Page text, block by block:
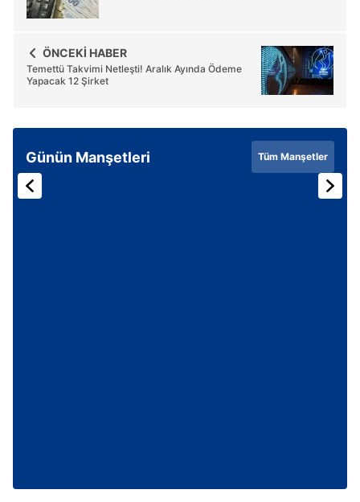
ÖNCEKİ HABER
Temettü Takvimi Netleşti! Aralık Ayında Ödeme
Yapacak 12 Şirket
Günün Manşetleri Tüm Manşetler